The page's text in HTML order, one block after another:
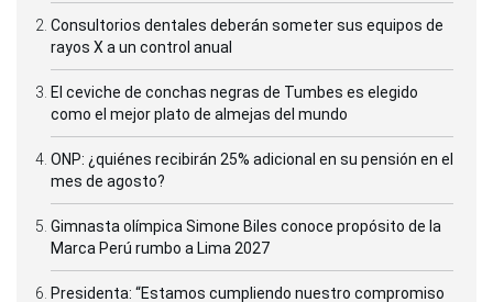
Consultorios dentales deberán someter sus equipos de
rayos X a un control anual
El ceviche de conchas negras de Tumbes es elegido
como el mejor plato de almejas del mundo
ONP: ¿quiénes recibirán 25% adicional en su pensión en el
mes de agosto?
Gimnasta olímpica Simone Biles conoce propósito de la
Marca Perú rumbo a Lima 2027
Presidenta: “Estamos cumpliendo nuestro compromiso